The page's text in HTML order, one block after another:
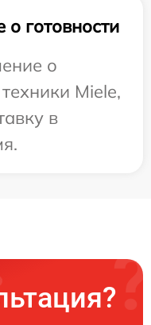
готовности
о
Miele,
в